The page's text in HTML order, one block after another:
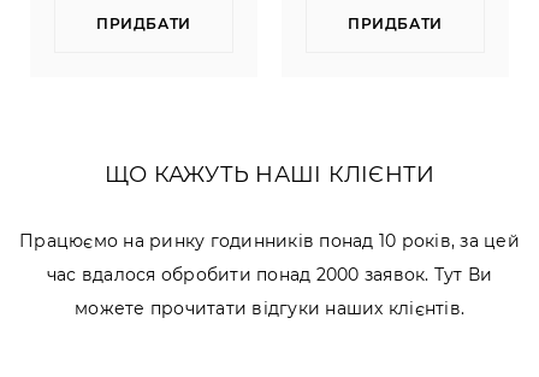
ПРИДБАТИ ПРИДБАТИ
ЩО КАЖУТЬ НАШІ КЛІЄНТИ
Працюємо на ринку годинників понад 10 років, за цей
час вдалося обробити понад 2000 заявок. Тут Ви
можете прочитати відгуки наших клієнтів.